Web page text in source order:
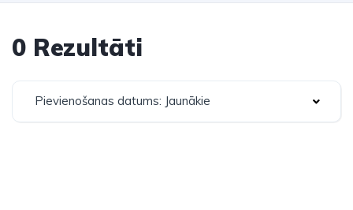
0 Rezultāti
Pievienošanas datums: Jaunākie